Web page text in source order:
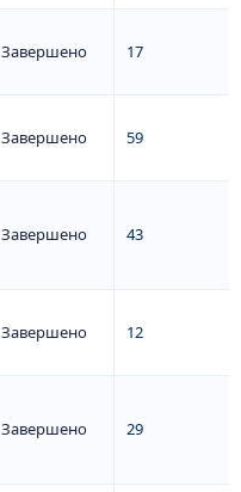
Завершено 17
Завершено 59
Завершено 43
Завершено 12
Завершено 29